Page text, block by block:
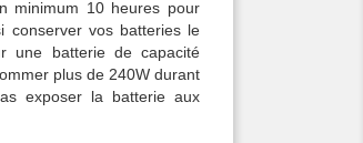
minimum 10 heures pour
vos batteries le
une batterie de capacité
plus de 240W durant
exposer la batterie aux